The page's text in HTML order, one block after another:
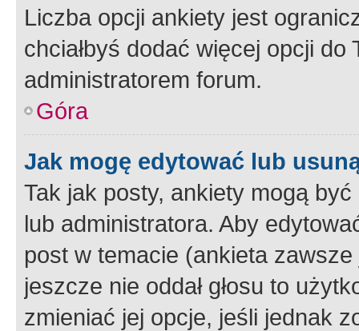
Liczba opcji ankiety jest
chciałbyś dodać więcej opcji
administratorem forum.
Góra
Jak mogę edytować lub
Tak jak posty, ankiety mogą
lub administratora. Aby
post w temacie (ankieta
jeszcze nie oddał głosu to
zmieniać jej opcje, jeśli jednak